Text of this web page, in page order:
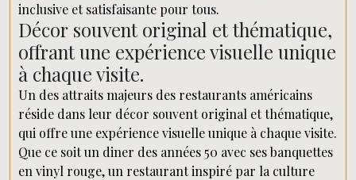
inclusive et satisfaisante pour tous.
Décor souvent original et thématique,
offrant une expérience visuelle unique
à chaque visite.
Un des attraits majeurs des restaurants américains
réside dans leur décor souvent original et thématique,
qui offre une expérience visuelle unique à chaque visite.
Que ce soit un diner des années 50 avec ses banquettes
en vinyl rouge, un restaurant inspiré par la culture